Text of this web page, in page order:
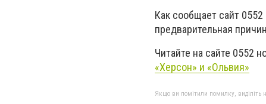
Как сообщает сайт
предварительная
Читайте на сайте 0552
«Херсон» и «Ольвия»
Якщо ви помітили помилку, виділіть